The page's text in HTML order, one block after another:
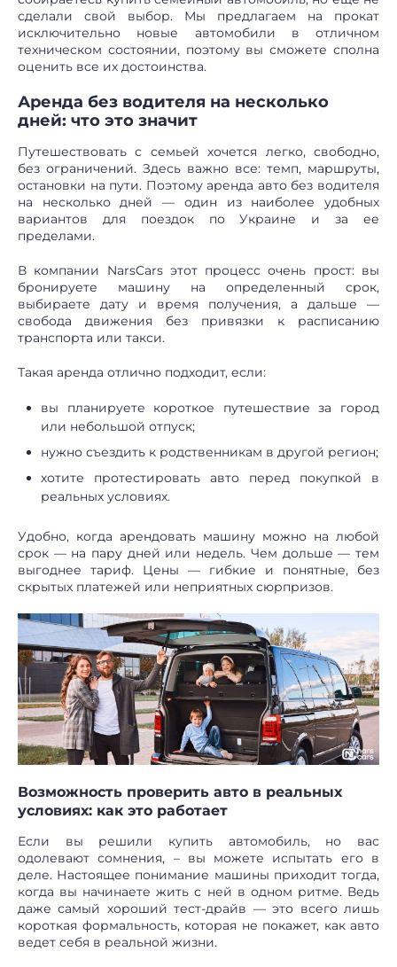
сделали свой выбор. Мы предлагаем на прокат
исключительно новые автомобили в отличном
техническом состоянии, поэтому вы сможете сполна
оценить все их достоинства.
Аренда без водителя на несколько
дней: что это значит
Путешествовать с семьей хочется легко, свободно,
без ограничений. Здесь важно все: темп, маршруты,
остановки на пути. Поэтому аренда авто без водителя
на несколько дней — один из наиболее удобных
вариантов для поездок по Украине и за ее
пределами.
В компании NarsCars этот процесс очень прост: вы
бронируете машину на определенный срок,
выбираете дату и время получения, а дальше —
свобода движения без привязки к расписанию
транспорта или такси.
Такая аренда отлично подходит, если:
вы планируете короткое путешествие за город
или небольшой отпуск;
нужно съездить к родственникам в другой регион;
хотите протестировать авто перед покупкой в
реальных условиях.
Удобно, когда арендовать машину можно на любой
срок — на пару дней или недель. Чем дольше — тем
выгоднее тариф. Цены — гибкие и понятные, без
скрытых платежей или неприятных сюрпризов.
Возможность проверить авто в реальных
условиях: как это работает
Если вы решили купить автомобиль, но вас
одолевают сомнения, – вы можете испытать его в
деле. Настоящее понимание машины приходит тогда,
когда вы начинаете жить с ней в одном ритме. Ведь
даже самый хороший тест-драйв — это всего лишь
короткая формальность, которая не покажет, как авто
ведет себя в реальной жизни.